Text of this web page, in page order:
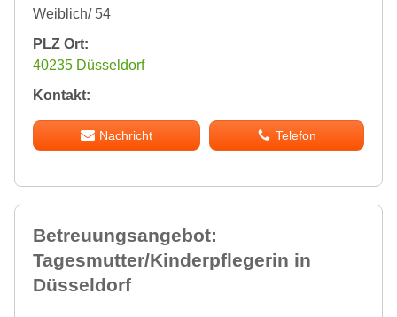
Weiblich/ 54
PLZ Ort:
40235 Düsseldorf
Kontakt:
Nachricht Telefon
Betreuungsangebot:
Tagesmutter/Kinderpflegerin in
Düsseldorf